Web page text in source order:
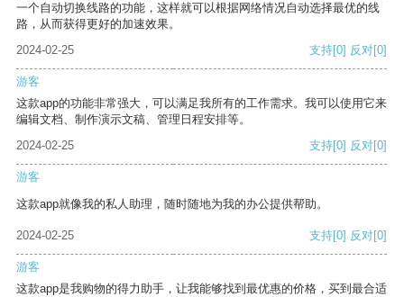
一个自动切换线路的功能，这样就可以根据网络情况自动选择最优的线
路，从而获得更好的加速效果。
2024-02-25
支持[0] 反对[0]
游客
这款app的功能非常强大，可以满足我所有的工作需求。我可以使用它来
编辑文档、制作演示文稿、管理日程安排等。
2024-02-25
支持[0] 反对[0]
游客
这款app就像我的私人助理，随时随地为我的办公提供帮助。
2024-02-25 支持[0] 反对[0]
游客
这款app是我购物的得力助手，让我能够找到最优惠的价格，买到最合适